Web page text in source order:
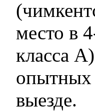
место в
класса
опытных
выезде.